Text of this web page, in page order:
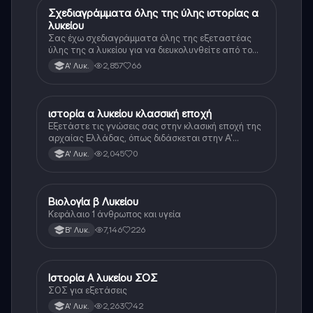
Ιστορία
Σχεδιαγράμματα όλης της ύλης ιστορίας α
λυκείου
Σας έχω σχεδιαγράμματα όλης της εξεταστέας
ύλης της α λυκείου για να διευκολυνθείτε από το
τεράστιο βάρος του βιβλίου
Α' Λυκ. 2,857 66
Ιστορία
ιστορία α λυκείου κλασσική εποχή
Εξετάστε τις γνώσεις σας στην κλασική εποχή της
αρχαίας Ελλάδας, όπως διδάσκεται στην Α'
Λυκείου.Α' Λυκ. 2,045 0
Βιολογία
Βιολογία β Λυκείου
Κεφάλαιο 1 άνθρωπος και υγεία
Β' Λυκ. 7,146 226
Ιστορία
Ιστορία Α λυκείου ΣΟΣ
ΣΟΣ για εξετάσεις
Α' Λυκ. 2,263 42